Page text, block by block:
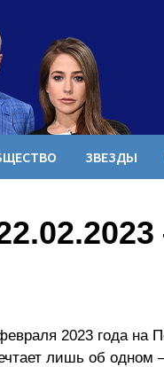
ЗВЕЗДЫ
2023 года на
лишь об одном